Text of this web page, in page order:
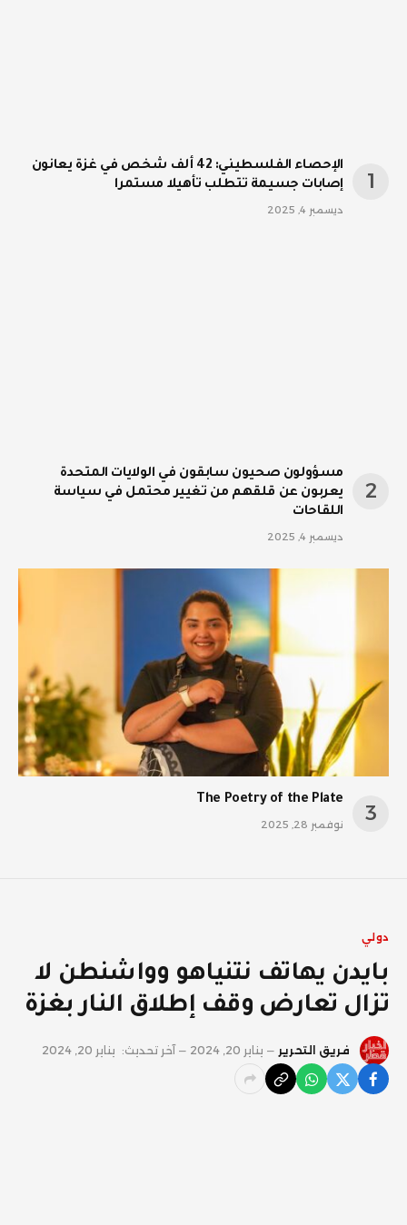
الإحصاء الفلسطيني: 42 ألف شخص في غزة يعانون
إصابات جسيمة تتطلب تأهيلا مستمرا
ديسمبر 4, 2025
مسؤولون صحيون سابقون في الولايات المتحدة
يعربون عن قلقهم من تغيير محتمل في سياسة
اللقاحات
ديسمبر 4, 2025
The Poetry of the Plate
نوفمبر 28, 2025
دولي
بايدن يهاتف نتنياهو وواشنطن لا
تزال تعارض وقف إطلاق النار بغزة
فريق التحرير يناير 20, 2024 آخر تحديث: يناير 20, 2024